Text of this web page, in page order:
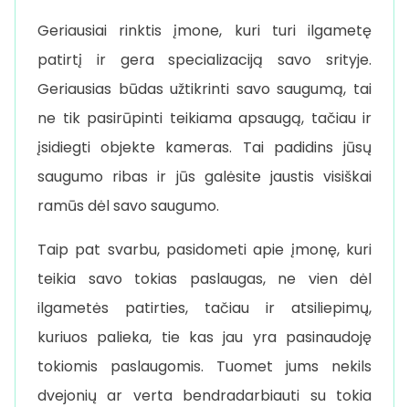
Geriausiai rinktis įmone, kuri turi ilgametę
patirtį ir gera specializaciją savo srityje.
Geriausias būdas užtikrinti savo saugumą, tai
ne tik pasirūpinti teikiama apsaugą, tačiau ir
įsidiegti objekte kameras. Tai padidins jūsų
saugumo ribas ir jūs galėsite jaustis visiškai
ramūs dėl savo saugumo.
Taip pat svarbu, pasidometi apie įmonę, kuri
teikia savo tokias paslaugas, ne vien dėl
ilgametės patirties, tačiau ir atsiliepimų,
kuriuos palieka, tie kas jau yra pasinaudoję
tokiomis paslaugomis. Tuomet jums nekils
dvejonių ar verta bendradarbiauti su tokia